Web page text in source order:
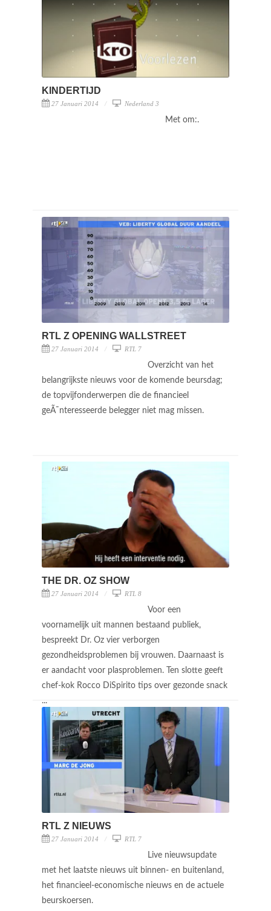
KINDERTIJD
27 Januari 2014 Nederland 3
Met om:.
RTL Z OPENING WALLSTREET
27 Januari 2014 RTL 7
Overzicht van het
belangrijkste nieuws voor de komende beursdag;
de topvijfonderwerpen die de financieel
geÃ¯nteresseerde belegger niet mag missen.
THE DR. OZ SHOW
27 Januari 2014 RTL 8
Voor een
voornamelijk uit mannen bestaand publiek,
bespreekt Dr. Oz vier verborgen
gezondheidsproblemen bij vrouwen. Daarnaast is
er aandacht voor plasproblemen. Ten slotte geeft
chef-kok Rocco DiSpirito tips over gezonde snack
...
RTL Z NIEUWS
27 Januari 2014 RTL 7
Live nieuwsupdate
met het laatste nieuws uit binnen- en buitenland,
het financieel-economische nieuws en de actuele
beurskoersen.